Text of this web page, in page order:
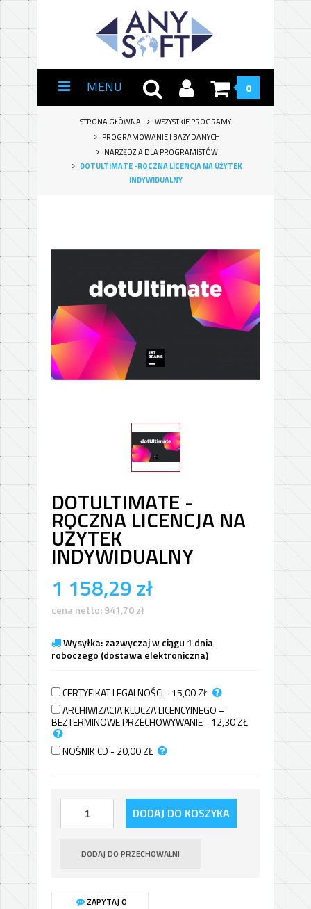
MENU 0
STRONA GŁÓWNA
WSZYSTKIE PROGRAMY
PROGRAMOWANIE I BAZY DANYCH
NARZĘDZIA DLA PROGRAMISTÓW
DOTULTIMATE -ROCZNA LICENCJA NA UŻYTEK
INDYWIDUALNY
DOTULTIMATE -
ROCZNA LICENCJA NA
UŻYTEK
INDYWIDUALNY
1 158,29zł
cena netto:941,70zł
Wysyłka: zazwyczaj w ciągu 1 dnia
roboczego (dostawa elektroniczna)
CERTYFIKAT LEGALNOŚCI - 15,00ZŁ
ARCHIWIZACJA KLUCZA LICENCYJNEGO –
BEZTERMINOWE PRZECHOWYWANIE - 12,30ZŁ
NOŚNIK CD - 20,00ZŁ
DODAJ DO KOSZYKA
DODAJ DO PRZECHOWALNI
ZAPYTAJ O